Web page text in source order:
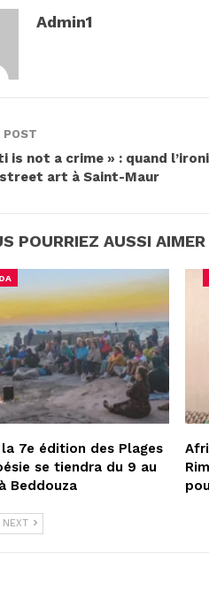
Admin1
POST
is not a crime » : quand
art à Saint-Maur
POURRIEZ AUSSI AIMER
7e édition des Plages
se tiendra du 9 au
Beddouza
NEXT